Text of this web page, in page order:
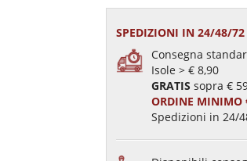
SPEDIZIONI IN 24/48/72
Consegna
Isole > € 8,90
GRATIS sopra €
ORDINE MINIMO
Spedizioni in 24/